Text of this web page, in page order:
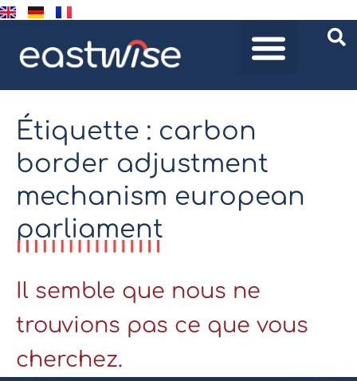
Étiquette : carbon
border adjustment
mechanism european
parliament
Il semble que nous ne
trouvions pas ce que vous
cherchez.